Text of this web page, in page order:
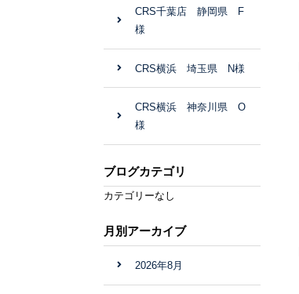
CRS千葉店 静岡県 F
様
CRS横浜 埼玉県 N様
CRS横浜 神奈川県 O
様
ブログカテゴリ
カテゴリーなし
月別アーカイブ
2026年8月